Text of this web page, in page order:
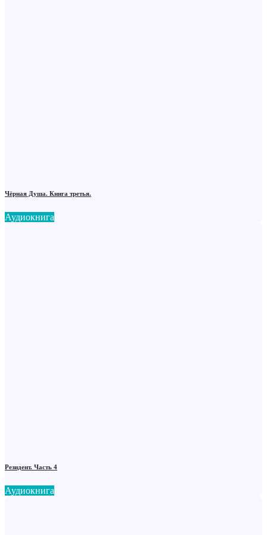
Чёрная Душа. Книга третья.
Аудиокнига
Резидент. Часть 4
Аудиокнига